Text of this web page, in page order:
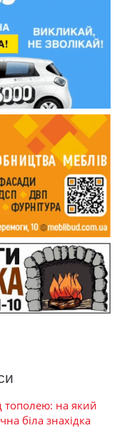
тополею: на який
біла знахідка